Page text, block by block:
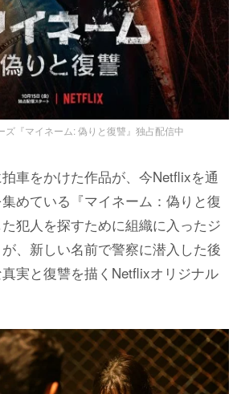
ズ『マイネーム: 偽りと復讐』独占配信中
車をかけた作品が、今Netflixを通
めている『マイネーム：偽りと復
犯人を探すために組織に入ったジ
、新しい名前で警察に潜入した後
実と復讐を描くNetflixオリジナル